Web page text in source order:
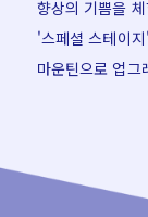
향상의 기쁨을
'스페셜 스테이
마운틴으로 업그